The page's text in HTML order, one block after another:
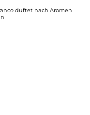
duftet nach Aromen